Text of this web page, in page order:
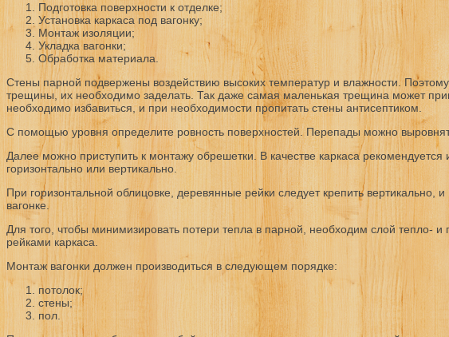
Подготовка поверхности к отделке;
Установка каркаса под вагонку;
Монтаж изоляции;
Укладка вагонки;
Обработка материала.
Стены парной подвержены воздействию высоких температур и влажности.
трещины, их необходимо заделать. Так даже самая маленькая трещина может
необходимо избавиться, и при необходимости пропитать стены антисептиком.
С помощью уровня определите ровность поверхностей. Перепады можно
Далее можно приступить к монтажу обрешетки. В качестве каркаса рекомендуется
горизонтально или вертикально.
При горизонтальной облицовке, деревянные рейки следует крепить
вагонке.
Для того, чтобы минимизировать потери тепла в парной, необходим слой тепло-
рейками каркаса.
Монтаж вагонки должен производиться в следующем порядке:
потолок;
стены;
пол.